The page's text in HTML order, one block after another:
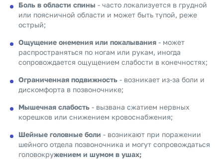
Боль в области спины - часто локализуется в грудной
или поясничной области и может быть тупой, реже
острый;
Ощущение онемения или покалывания - может
распространяться по ногам или рукам, иногда
сопровождается ощущением слабости в конечностях;
Ограниченная подвижность - возникает из-за боли и
дискомфорта в позвоночнике;
Мышечная слабость - вызвана сжатием нервных
корешков или снижением кровоснабжения;
Шейные головные боли - возникают при поражении
шейного отдела позвоночника и могут сопровождаться
головокружением и шумом в ушах;